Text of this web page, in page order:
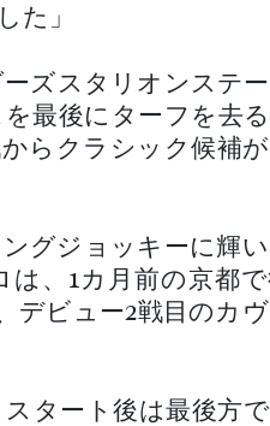
た」
ズスタリオンステ
最後にターフを去
らクラシック候補
グジョッキーに輝い
、1カ月前の京都
デビュー2戦目のカ
タート後は最後方